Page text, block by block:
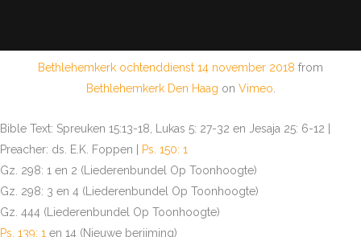
Bethlehemkerk ochtenddienst 14 november 2018 from
Bethlehemkerk Den Haag on Vimeo
Bible Text: Spreuken 15:13-18, Lukas 5: 27-32 en Jesaja 25: 6-12 |
Preacher: ds. E.K. Foppen |
Ps. 150: 1
Gz. 298: 1 en 2 (Liederenbundel Op Toonhoogte)
Gz. 298: 3 en 4 (Liederenbundel Op Toonhoogte)
Gz. 444 (Liederenbundel Op Toonhoogte)
Ps. 139: 1 en 14 (Nieuwe berijming)